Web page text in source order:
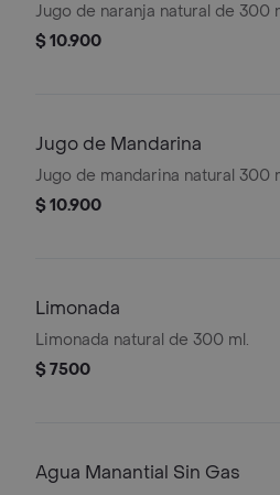
Jugo de naranja natural de 300
$ 10.900
Jugo de Mandarina
Jugo de mandarina natural 300
$ 10.900
Limonada
Limonada natural de 300 ml.
$ 7500
Agua Manantial Sin Gas